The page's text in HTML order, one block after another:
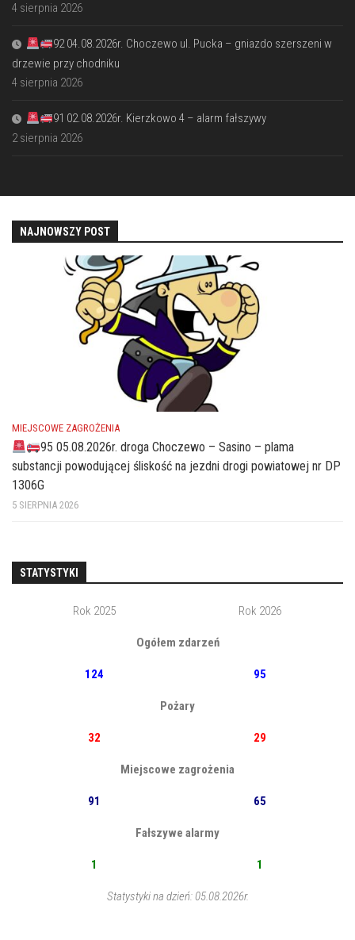
4 sierpnia 2026
92 04.08.2026r. Choczewo ul. Pucka – gniazdo szerszeni w
drzewie przy chodniku
4 sierpnia 2026
91 02.08.2026r. Kierzkowo 4 – alarm fałszywy
2 sierpnia 2026
NAJNOWSZY POST
MIEJSCOWE ZAGROŻENIA
95 05.08.2026r. droga Choczewo – Sasino – plama
substancji powodującej śliskość na jezdni drogi powiatowej nr DP
1306G
5 SIERPNIA 2026
STATYSTYKI
Rok 2025 Rok 2026
Ogółem zdarzeń
124 95
Pożary
32 29
Miejscowe zagrożenia
91 65
Fałszywe alarmy
1 1
Statystyki na dzień: 05.08.2026r.